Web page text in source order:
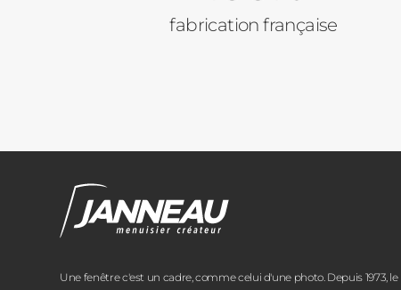
fabrication française
Une fenêtre c'est un cadre, comme celui d'une photo. Depuis 1973, le